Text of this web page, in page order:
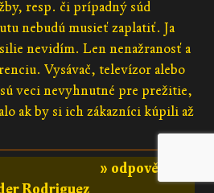
resp. či prípadný súd
nebudú musieť zaplatiť. Ja
nevidím. Len nenažranosť a
Vysávač, televízor alebo
veci nevyhnutné pre prežitie,
ak by si ich zákazníci kúpili až
» odpovědět «
Rodriguez